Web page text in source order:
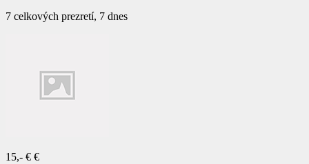
7 celkových prezretí, 7 dnes
15,- € €